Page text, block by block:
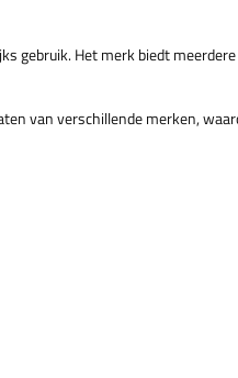
gebruik. Het merk biedt
van verschillende merken,